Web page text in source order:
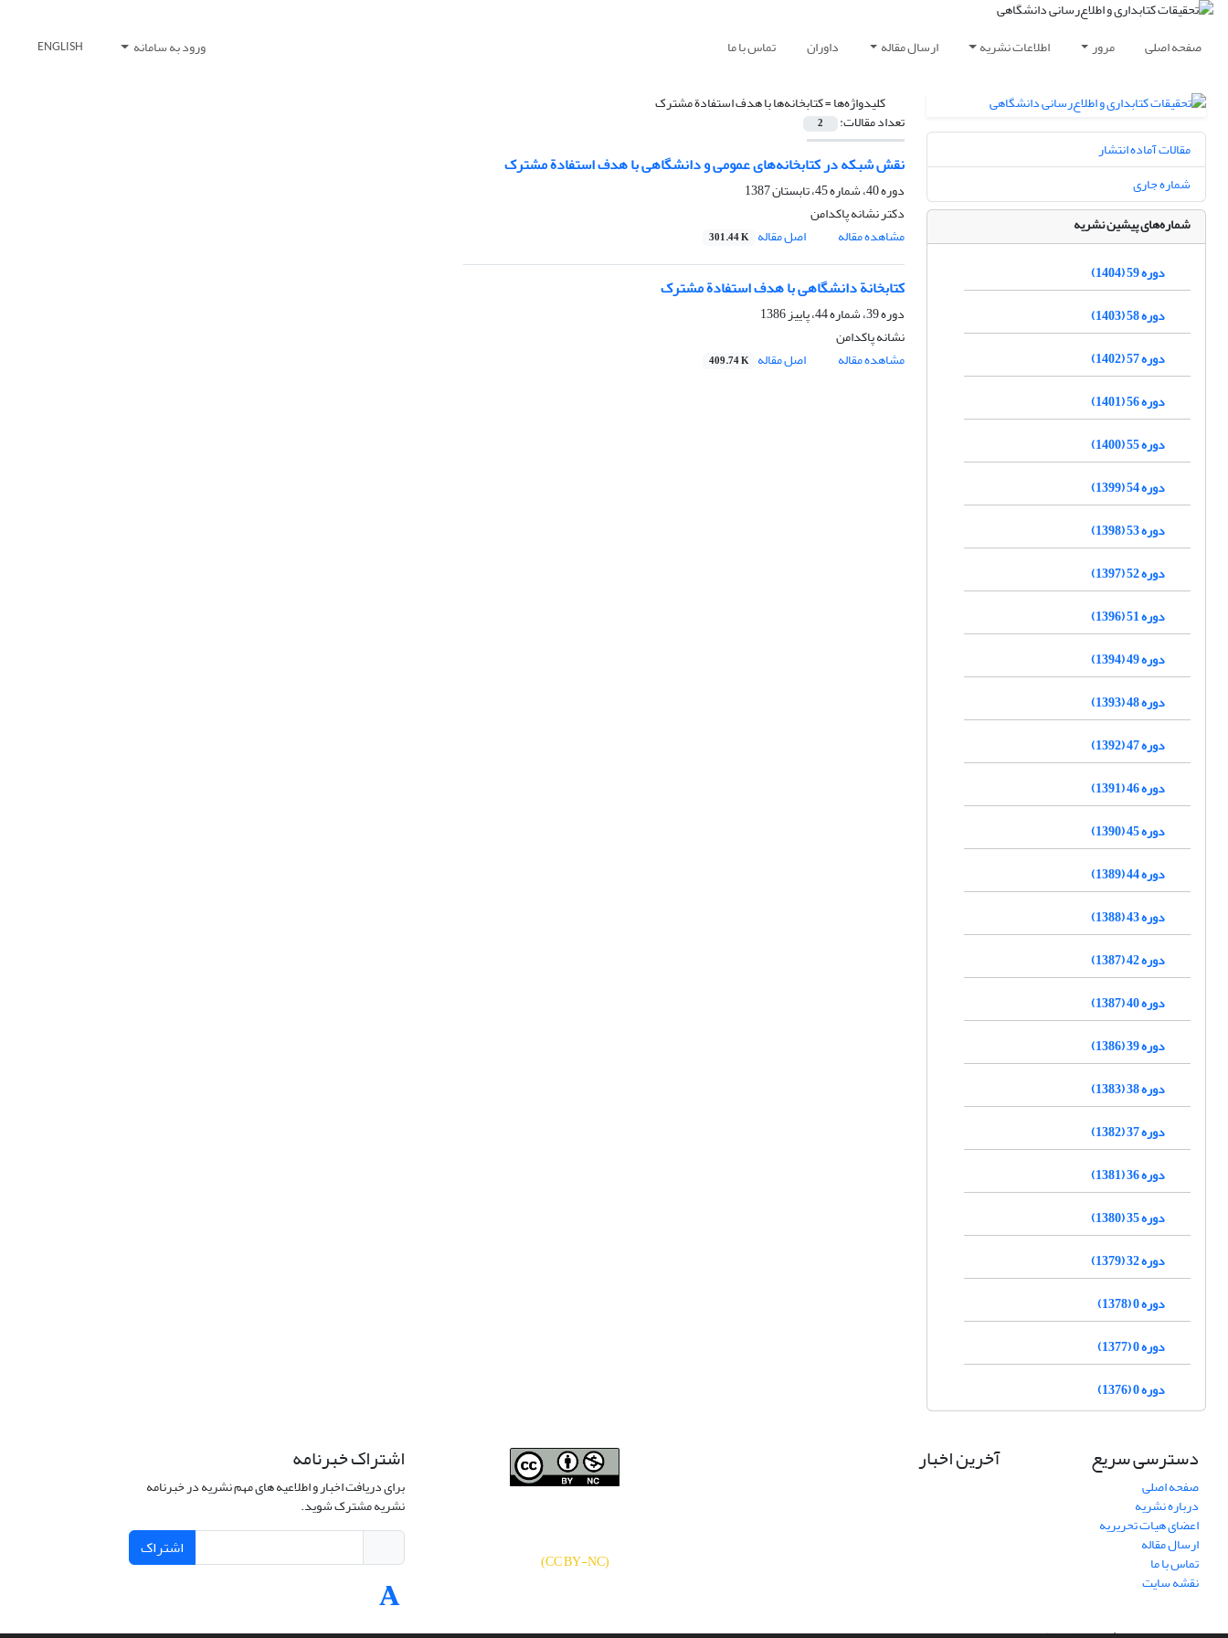
صفحه اصلی مرور اطلاعات نشریه ارسال مقاله داوران تماس با ما ورود به سامانه ENGLISH
کلیدواژه‌ها =کتابخانه‌ها با هدف استفادة مشترک
تعداد مقالات: 2
نقش شبکه در کتابخانه‌های عمومی و دانشگاهی با هدف استفادة مشترک
دوره 40، شماره 45، تابستان 1387
دکتر نشانه پاکدامن
مشاهده مقاله
اصل مقاله 301.44 K
کتابخانة دانشگاهی با هدف استفادة مشترک
دوره 39، شماره 44، پاییز 1386
نشانه پاکدامن
مشاهده مقاله
اصل مقاله 409.74 K
مقالات آماده انتشار
شماره جاری
شماره‌های پیشین نشریه
دوره 59 (1404)
دوره 58 (1403)
دوره 57 (1402)
دوره 56 (1401)
دوره 55 (1400)
دوره 54 (1399)
دوره 53 (1398)
دوره 52 (1397)
دوره 51 (1396)
دوره 49 (1394)
دوره 48 (1393)
دوره 47 (1392)
دوره 46 (1391)
دوره 45 (1390)
دوره 44 (1389)
دوره 43 (1388)
دوره 42 (1387)
دوره 40 (1387)
دوره 39 (1386)
دوره 38 (1383)
دوره 37 (1382)
دوره 36 (1381)
دوره 35 (1380)
دوره 32 (1379)
دوره 0 (1378)
دوره 0 (1377)
دوره 0 (1376)
دسترسی سریع
صفحه اصلی
درباره نشریه
اعضای هیات تحریریه
ارسال مقاله
تماس با ما
نقشه سایت
آخرین اخبار
(
CC BY-NC
)آزاد است.
اشتراک خبرنامه
برای دریافت اخبار و اطلاعیه های مهم نشریه در خبرنامه
نشریه مشترک شوید.
اشتراک